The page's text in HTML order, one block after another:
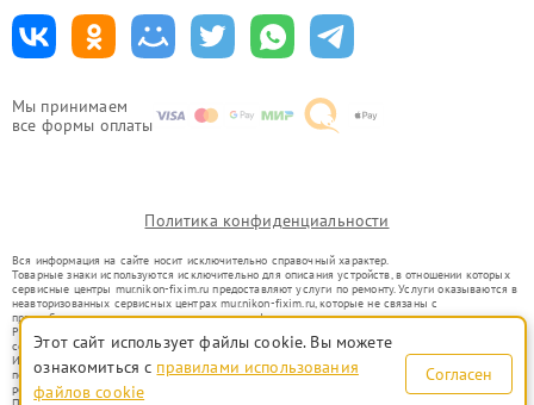
Мы принимаем
все формы оплаты
Политика конфиденциальности
Вся информация на сайте носит исключительно справочный характер.
Товарные знаки используются исключительно для описания устройств, в отношении которых
сервисные центры mur.nikon-fixim.ru предоставляют услуги по ремонту. Услуги оказываются в
неавторизованных сервисных центрах mur.nikon-fixim.ru, которые не связаны с
правообладателями товарных знаков или их официальными представителями.
Ремонт осуществляется для устройств, уже введенных в гражданский оборот в соответствии
со статьей 1487 ГК РФ.
Использование товарных знаков не преследует цели индивидуализации услуг или введения
потребителей в заблуждение, а служит для информирования о предоставляемых услугах по
ремонту техники указанных брендов.
Этот сайт использует файлы cookie. Вы можете
ознакомиться с правилами использования
файлов cookie
Согласен